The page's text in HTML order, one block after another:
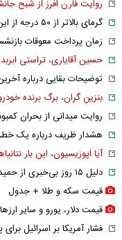
روایت فارن افرز از شبح
گرمای بالاتر از ۵۰ درجه از این تاریخ در خوزستان
زمان پرداخت معوقات
حسین آقایاری، تراستی
توضیحات بقایی درباره
بنزینِ گران، برگ برنده
روایت میدانی از بحران
هشدار ظریف درباره یک
آیا اپوزیسیون، این بار
دلیل ۱۵ روز بی‌خبری از حمیدرضا رجب‌زاده
قیمت سکه و طلا + جدول
قیمت دلار، یورو و سایر
فشار آمریکا بر اسرائیل